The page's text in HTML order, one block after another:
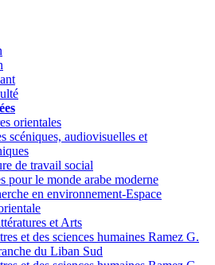
orientales
scéniques, audiovisuelles et
de travail social
pour le monde arabe moderne
en environnement-Espace
et Arts
et des sciences humaines Ramez G.
du Liban Sud